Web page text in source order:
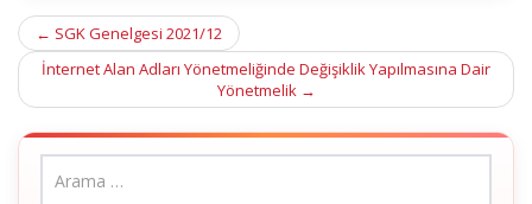
Post
navigation
← SGK Genelgesi 2021/12
İnternet Alan Adları Yönetmeliğinde Değişiklik Yapılmasına Dair
Yönetmelik →